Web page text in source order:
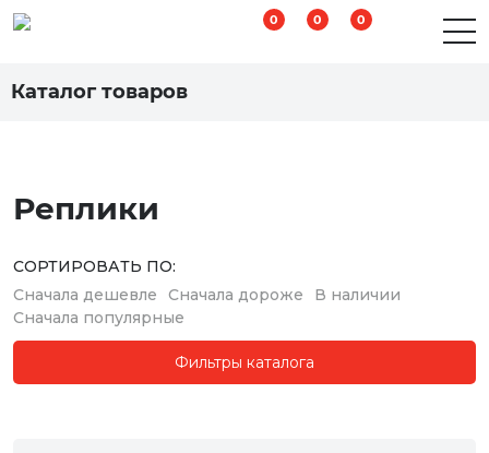
0 0 0
Каталог товаров
Реплики
СОРТИРОВАТЬ ПО:
Сначала дешевле
Сначала дороже
В наличии
Сначала популярные
Фильтры каталога